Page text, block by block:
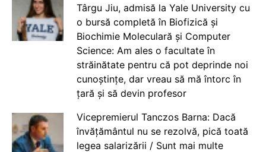
Târgu Jiu, admisă la Yale University cu
o bursă completă în Biofizică și
Biochimie Moleculară și Computer
Science: Am ales o facultate în
străinătate pentru că pot deprinde noi
cunoștințe, dar vreau să mă întorc în
țară și să devin profesor
Vicepremierul Tanczos Barna: Dacă
învățământul nu se rezolvă, pică toată
legea salarizării / Sunt mai multe